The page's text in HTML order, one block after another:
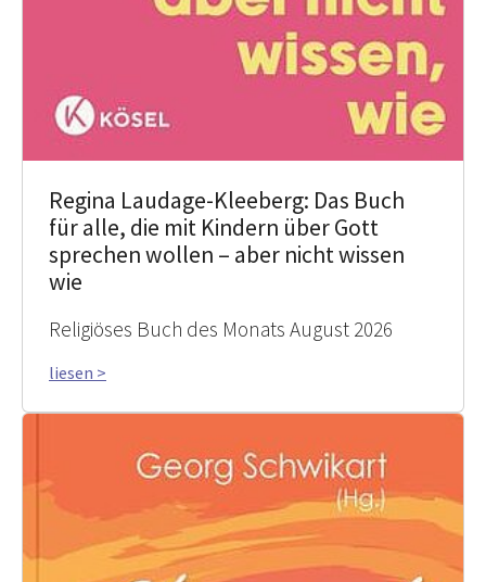
Regina Laudage-Kleeberg: Das Buch
für alle, die mit Kindern über Gott
sprechen wollen – aber nicht wissen
wie
Religiöses Buch des Monats August 2026
liesen >